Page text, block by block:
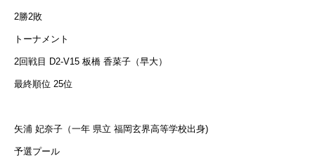
2勝2敗
トーナメント
2回戦目 D2-V15 板橋 香菜子（早大）
最終順位 25位
矢浦 妃奈子（一年 県立 福岡玄界高等学校出身)
予選プール